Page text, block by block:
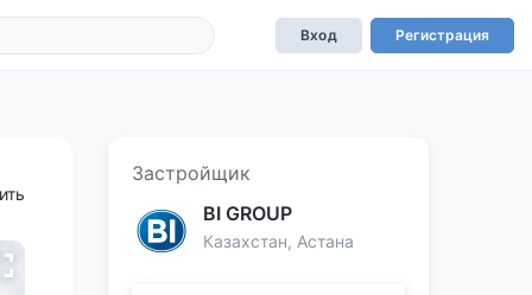
Вход Регистрация
Застройщик
BI GROUP
Казахстан, Астана